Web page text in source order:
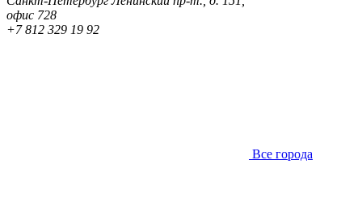
офис 728
+7 812 329 19 92
Все города